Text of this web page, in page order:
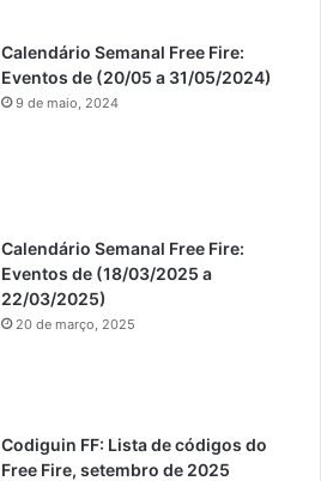
Calendário Semanal Free Fire:
Eventos de (20/05 a 31/05/2024)
9 de maio, 2024
Calendário Semanal Free Fire:
Eventos de (18/03/2025 a
22/03/2025)
20 de março, 2025
Codiguin FF: Lista de códigos do
Free Fire, setembro de 2025